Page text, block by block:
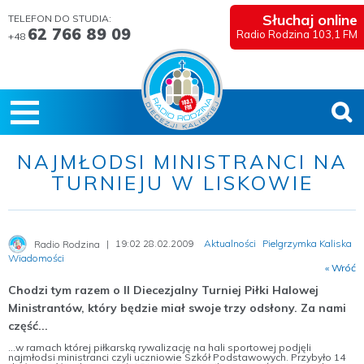
TELEFON DO STUDIA:
+48 62 766 89 09
Słuchaj online
Radio Rodzina 103,1 FM
NAJMŁODSI MINISTRANCI NA
TURNIEJU W LISKOWIE
Radio Rodzina 19:02 28.02.2009 Aktualności
Pielgrzymka Kaliska
Wiadomości
« Wróć
Chodzi tym razem o II Diecezjalny Turniej Piłki Halowej
Ministrantów, który będzie miał swoje trzy odsłony. Za nami
część...
...w ramach której piłkarską rywalizację na hali sportowej podjęli
najmłodsi ministranci czyli uczniowie Szkół Podstawowych. Przybyło 14